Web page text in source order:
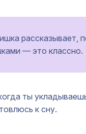
рассказывает,
— это классно.
ты
к сну.